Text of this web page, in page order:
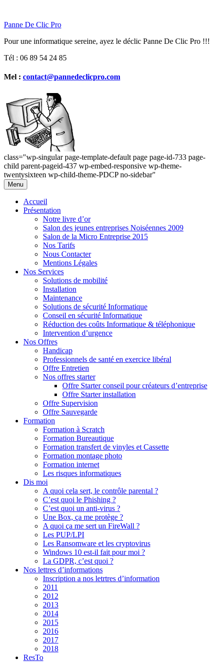
Panne De Clic Pro
Pour une informatique sereine, ayez le déclic Panne De Clic Pro !!!
Tél : 06 89 54 24 85
Mel : contact@pannedeclicpro.com
class="wp-singular page-template-default page page-id-733 page-
child parent-pageid-437 wp-embed-responsive wp-theme-
twentysixteen wp-child-theme-PDCP no-sidebar"
Aller
au
contenu
Menu
Accueil
Présentation
Notre livre d’or
Salon des jeunes entreprises Noiséennes 2009
Salon de la Micro Entreprise 2015
Nos Tarifs
Nous Contacter
Mentions Légales
Nos Services
Solutions de mobilité
Installation
Maintenance
Solutions de sécurité Informatique
Conseil en sécurité Informatique
Réduction des coûts Informatique & téléphonique
Intervention d’urgence
Nos Offres
Handicap
Professionnels de santé en exercice libéral
Offre Entretien
Nos offres starter
Offre Starter conseil pour créateurs d’entreprise
Offre Starter installation
Offre Supervision
Offre Sauvegarde
Formation
Formation à Scratch
Formation Bureautique
Formation transfert de vinyles et Cassette
Formation montage photo
Formation internet
Les risques informatiques
Dis moi
A quoi cela sert, le contrôle parental ?
C’est quoi le Phishing ?
C’est quoi un anti-virus ?
Une Box, ça me protège ?
A quoi ça me sert un FireWall ?
Les PUP/LPI
Les Ransomware et les cryptovirus
Windows 10 est-il fait pour moi ?
La GDPR, c’est quoi ?
Nos lettres d’informations
Inscription a nos letrtres d’information
2011
2012
2013
2014
2015
2016
2017
2018
ResTo